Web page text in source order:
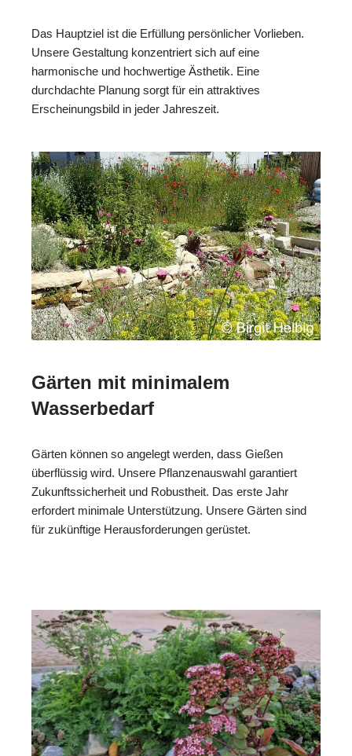
Das Hauptziel ist die Erfüllung persönlicher Vorlieben.
Unsere Gestaltung konzentriert sich auf eine
harmonische und hochwertige Ästhetik. Eine
durchdachte Planung sorgt für ein attraktives
Erscheinungsbild in jeder Jahreszeit.
Gärten mit minimalem
Wasserbedarf
Gärten können so angelegt werden, dass Gießen
überflüssig wird. Unsere Pflanzenauswahl garantiert
Zukunftssicherheit und Robustheit. Das erste Jahr
erfordert minimale Unterstützung. Unsere Gärten sind
für zukünftige Herausforderungen gerüstet.